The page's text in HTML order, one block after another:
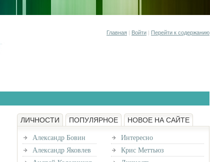
Главная | Войти | Перейти к содержанию
ЛИЧНОСТИ ПОПУЛЯРНОЕ НОВОЕ НА САЙТЕ
Александр Бовин
Александр Яковлев
Интересно
Крис Меттьюз